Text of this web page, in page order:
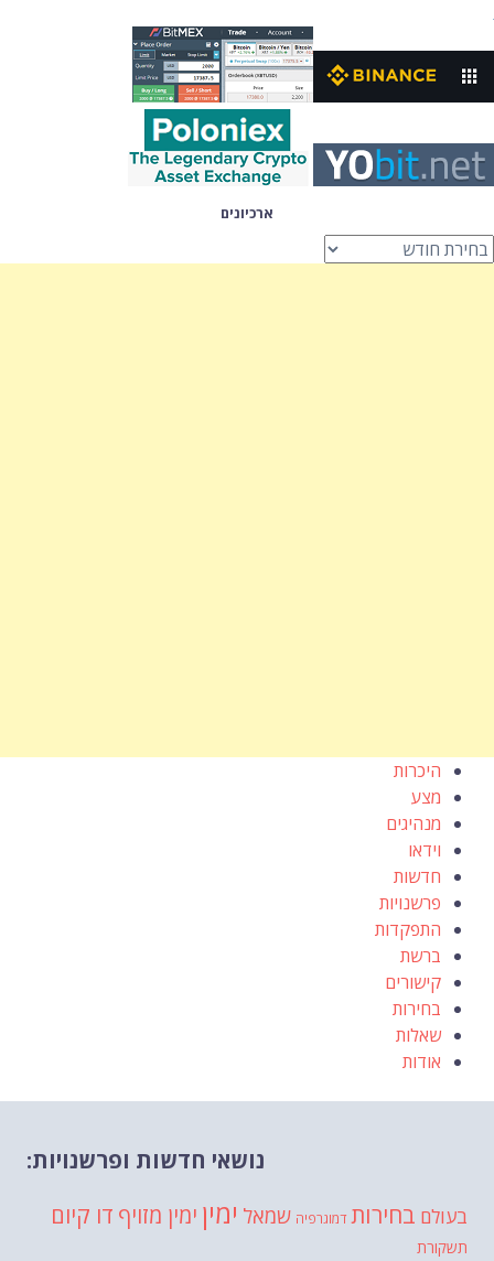
ארכיונים
ארכיונים
היכרות
מצע
מנהיגים
וידאו
חדשות
פרשנויות
התפקדות
ברשת
קישורים
בחירות
שאלות
אודות
נושאי חדשות ופרשנויות:
בעולם בחירות דמוגרפיה שמאל ימין ימין מזויף דו קיום
תשקורת